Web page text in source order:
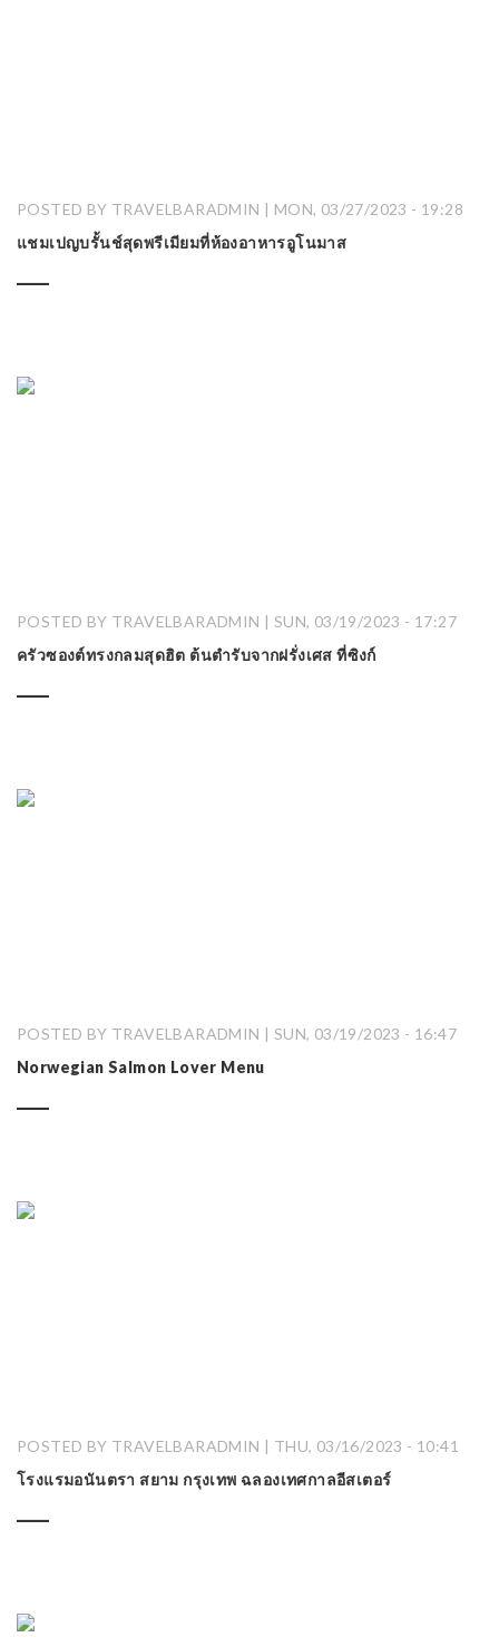
POSTED BY TRAVELBARADMIN | MON, 03/27/2023 - 19:28
แชมเปญบรั้นช์สุดพรีเมียมที่ห้องอาหารอูโนมาส
POSTED BY TRAVELBARADMIN | SUN, 03/19/2023 - 17:27
ครัวซองต์ทรงกลมสุดฮิต ต้นตำรับจากฝรั่งเศส ที่ซิงก์
POSTED BY TRAVELBARADMIN | SUN, 03/19/2023 - 16:47
Norwegian Salmon Lover Menu
POSTED BY TRAVELBARADMIN | THU, 03/16/2023 - 10:41
โรงแรมอนันตรา สยาม กรุงเทพ ฉลองเทศกาลอีสเตอร์